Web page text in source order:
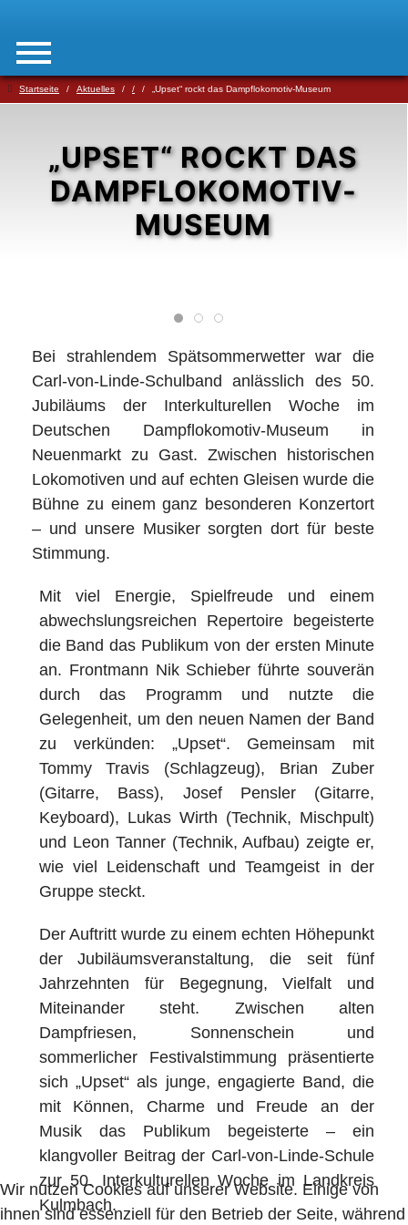
Startseite Aktuelles / „Upset“ rockt das Dampflokomotiv-Museum
„UPSET“ ROCKT DAS
DAMPFLOKOMOTIV-
MUSEUM
Bei strahlendem Spätsommerwetter war die
Carl-von-Linde-Schulband anlässlich des 50.
Jubiläums der Interkulturellen Woche im
Deutschen Dampflokomotiv-Museum in
Neuenmarkt zu Gast. Zwischen historischen
Lokomotiven und auf echten Gleisen wurde die
Bühne zu einem ganz besonderen Konzertort
– und unsere Musiker sorgten dort für beste
Stimmung.
Mit viel Energie, Spielfreude und einem
abwechslungsreichen Repertoire begeisterte
die Band das Publikum von der ersten Minute
an. Frontmann Nik Schieber führte souverän
durch das Programm und nutzte die
Gelegenheit, um den neuen Namen der Band
zu verkünden: „Upset“. Gemeinsam mit
Tommy Travis (Schlagzeug), Brian Zuber
(Gitarre, Bass), Josef Pensler (Gitarre,
Keyboard), Lukas Wirth (Technik, Mischpult)
und Leon Tanner (Technik, Aufbau) zeigte er,
wie viel Leidenschaft und Teamgeist in der
Gruppe steckt.
Der Auftritt wurde zu einem echten Höhepunkt
der Jubiläumsveranstaltung, die seit fünf
Jahrzehnten für Begegnung, Vielfalt und
Miteinander steht. Zwischen alten
Dampfriesen, Sonnenschein und
sommerlicher Festivalstimmung präsentierte
sich „Upset“ als junge, engagierte Band, die
mit Können, Charme und Freude an der
Musik das Publikum begeisterte – ein
klangvoller Beitrag der Carl-von-Linde-Schule
zur 50. Interkulturellen Woche im Landkreis
Kulmbach.
Wir nutzen Cookies auf unserer Website. Einige von
ihnen sind essenziell für den Betrieb der Seite, während